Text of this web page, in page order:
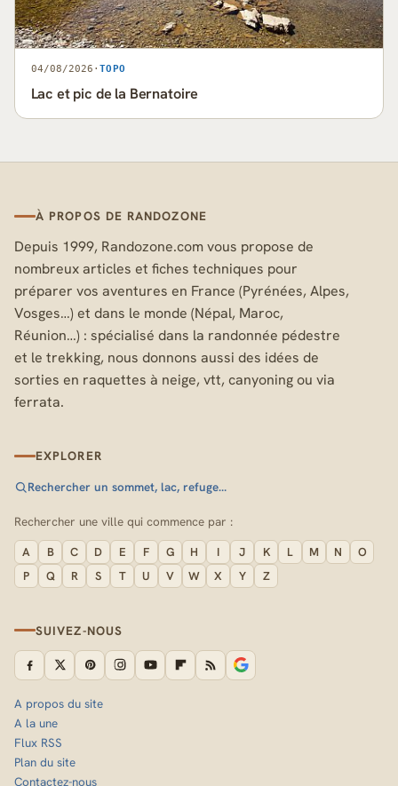
04/08/2026 · TOPO
Lac et pic de la Bernatoire
À PROPOS DE RANDOZONE
Depuis 1999, Randozone.com vous propose de
nombreux articles et fiches techniques pour
préparer vos aventures en France (Pyrénées, Alpes,
Vosges…) et dans le monde (Népal, Maroc,
Réunion…) : spécialisé dans la randonnée pédestre
et le trekking, nous donnons aussi des idées de
sorties en raquettes à neige, vtt, canyoning ou via
ferrata.
EXPLORER
Rechercher un sommet, lac, refuge…
Rechercher une ville qui commence par :
A B C D E F G H I J K L M N
O
P
Q R S T U V W X Y Z
SUIVEZ-NOUS
A propos du site
A la une
Flux RSS
Plan du site
Contactez-nous